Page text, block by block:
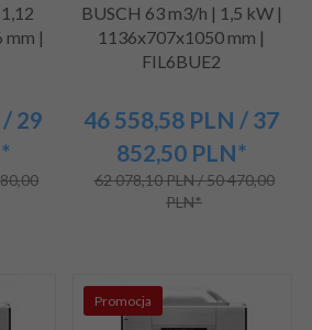
mm |
/ 29
BUSCH 63 m3/h | 1,5 kW |
1136x707x1050 mm |
FIL6BUE2
46 558,58 PLN / 37
852,50 PLN*
62 078,10 PLN / 50 470,00
PLN*
Promocja